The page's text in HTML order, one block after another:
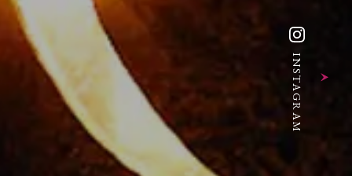
INSTAGRAM